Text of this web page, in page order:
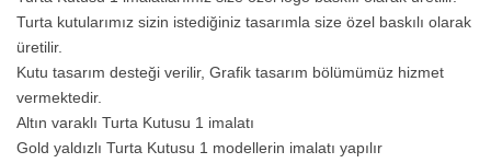
Turta kutularımız sizin istediğiniz tasarımla size özel baskılı olarak
üretilir.
Kutu tasarım desteği verilir, Grafik tasarım bölümümüz hizmet
vermektedir.
Altın varaklı Turta Kutusu 1 imalatı
Gold yaldızlı Turta Kutusu 1 modellerin imalatı yapılır